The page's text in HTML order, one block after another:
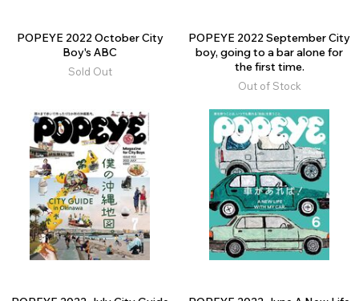
POPEYE 2022 October City
Boy's ABC
Sold Out
POPEYE 2022 September City
boy, going to a bar alone for
the first time.
Out of Stock